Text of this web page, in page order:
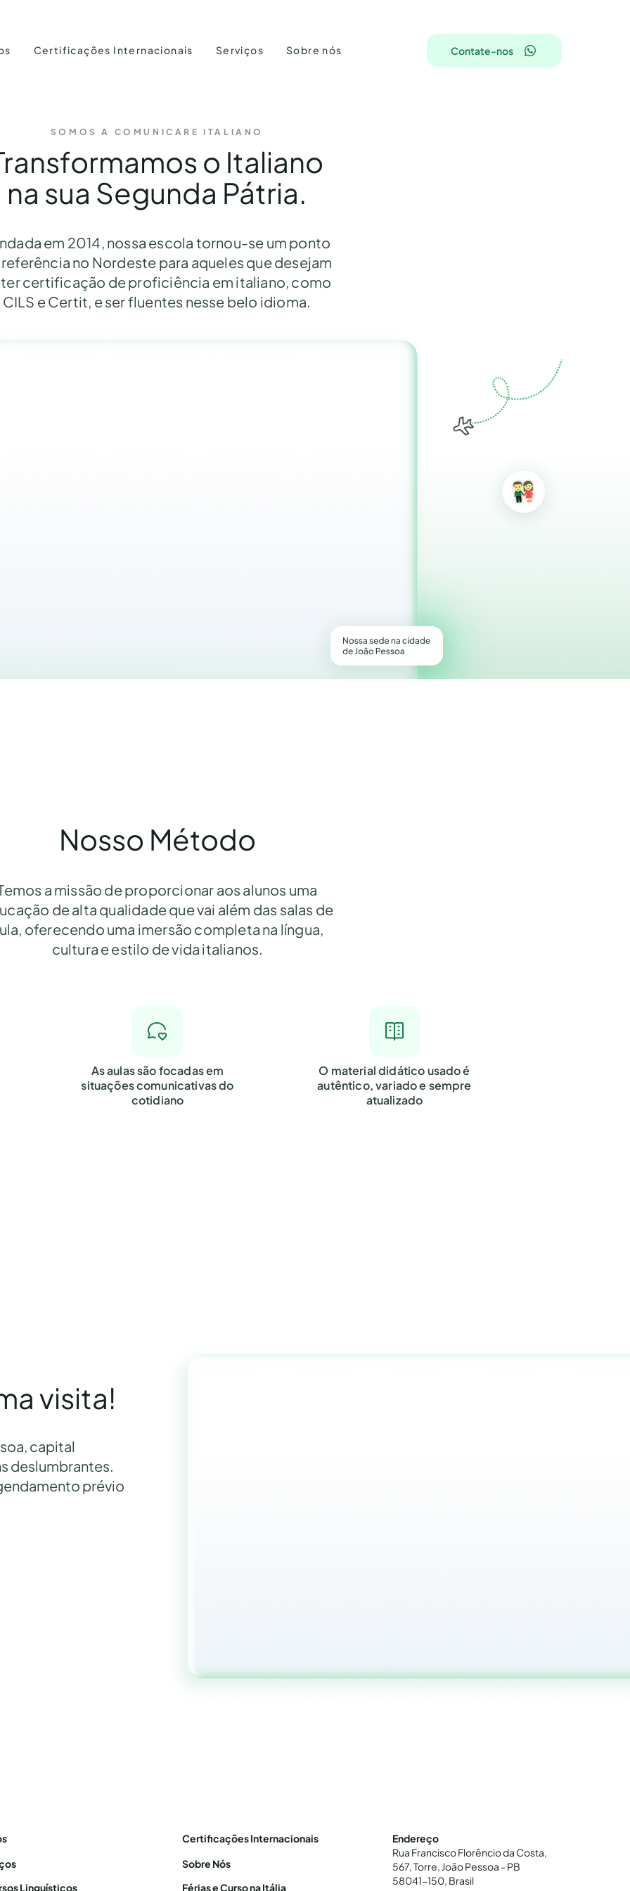
Certificações Internacionais Serviços Sobre nós Contate-nos
SOMOS A COMUNICARE ITALIANO
o Italiano
na sua Segunda Pátria.
em 2014, nossa escola tornou-se um ponto
no Nordeste para aqueles que desejam
certificação de proficiência em italiano, como
CILS e Certit, e ser fluentes nesse belo idioma.
Nosso Método
a missão de proporcionar aos alunos uma
de alta qualidade que vai além das salas de
oferecendo uma imersão completa na língua,
cultura e estilo de vida italianos.
As aulas são focadas em
situações comunicativas do
cotidiano
O material didático usado é
autêntico, variado e sempre
atualizado
visita!
capital
deslumbrantes.
prévio
Linguísticos
Certificações Internacionais
Sobre Nós
Férias e Curso na Itália
Endereço
Rua Francisco Florêncio da Costa,
567, Torre, João Pessoa - PB
58041-150, Brasil